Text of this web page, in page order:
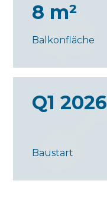
8 m²
Balkonfläche
Q1 2026
Baustart